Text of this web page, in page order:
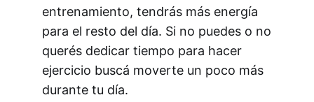
entrenamiento, tendrás más energía
para el resto del día. Si no puedes o no
querés dedicar tiempo para hacer
ejercicio buscá moverte un poco más
durante tu día.